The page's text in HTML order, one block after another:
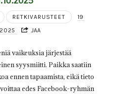
RETKIVARUSTEET
19
JAA
vaikeuksia järjestää
syysmiitti. Paikka saatiin
ennen tapaamista, eikä tieto
edes Facebook-ryhmän